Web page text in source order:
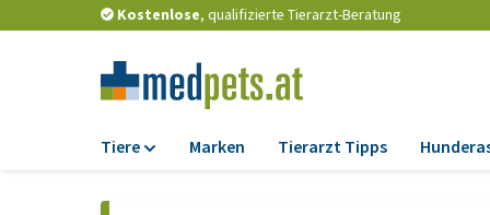
Kostenlose, qualifizierte Tierarzt-Beratung
Tiere Marken Tierarzt Tipps